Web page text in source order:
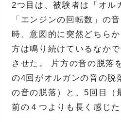
2つ目は、被験者は「オル
「エンジンの回転数」の
時、意図的に突然どちら
方は鳴り続けているなか
させた。 片方の音の脱落
の4回がオルガンの音の脱
の音の脱落）と、5回目（
前の４つよりも長く感じた